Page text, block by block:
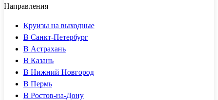
Направления
Круизы на выходные
В Санкт-Петербург
В Астрахань
В Казань
В Нижний Новгород
В Пермь
В Ростов-на-Дону